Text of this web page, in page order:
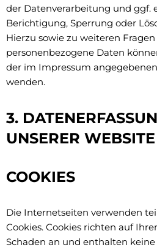
der Datenverarbeitung und ggf.
Berichtigung, Sperrung oder
Hierzu sowie zu weiteren
personenbezogene Daten
der im Impressum
wenden.
3.
UNSERER WEBSITE
COOKIES
Die Internetseiten verwenden
Cookies. Cookies richten auf
Schaden an und enthalten keine